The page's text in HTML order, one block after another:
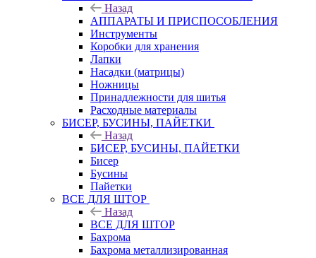
Назад
АППАРАТЫ И ПРИСПОСОБЛЕНИЯ
Инструменты
Коробки для хранения
Лапки
Насадки (матрицы)
Ножницы
Принадлежности для шитья
Расходные материалы
БИСЕР, БУСИНЫ, ПАЙЕТКИ
Назад
БИСЕР, БУСИНЫ, ПАЙЕТКИ
Бисер
Бусины
Пайетки
ВСЕ ДЛЯ ШТОР
Назад
ВСЕ ДЛЯ ШТОР
Бахрома
Бахрома металлизированная